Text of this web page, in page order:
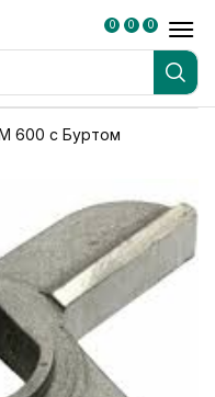
0 0 0
600 с Буртом